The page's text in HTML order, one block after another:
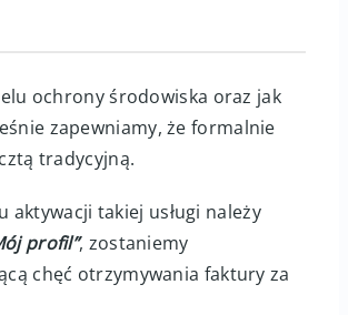
ochrony środowiska oraz jak
zapewniamy, że formalnie
tradycyjną.